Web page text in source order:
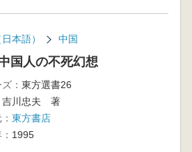
本語） 中国
国人の不死幻想
： 東方選書26
吉川忠夫 著
東方書店
1995